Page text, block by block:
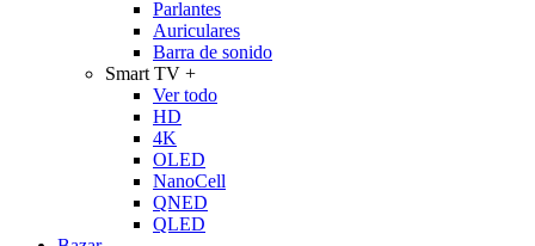
Parlantes
Auriculares
Barra de sonido
Smart TV +
Ver todo
HD
4K
OLED
NanoCell
QNED
QLED